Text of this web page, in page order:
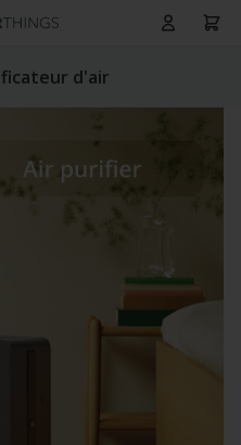
Panier
d'air